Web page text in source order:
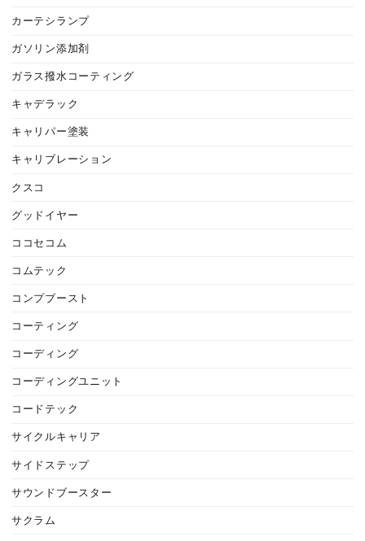
カーテシランプ
ガソリン添加剤
ガラス撥水コーティング
キャデラック
キャリパー塗装
キャリブレーション
クスコ
グッドイヤー
ココセコム
コムテック
コンプブースト
コーティング
コーディング
コーディングユニット
コードテック
サイクルキャリア
サイドステップ
サウンドブースター
サクラム